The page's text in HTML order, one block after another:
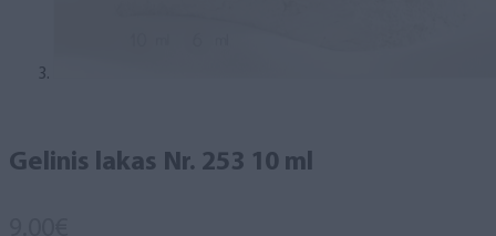
Gelinis lakas Nr. 253 10 ml